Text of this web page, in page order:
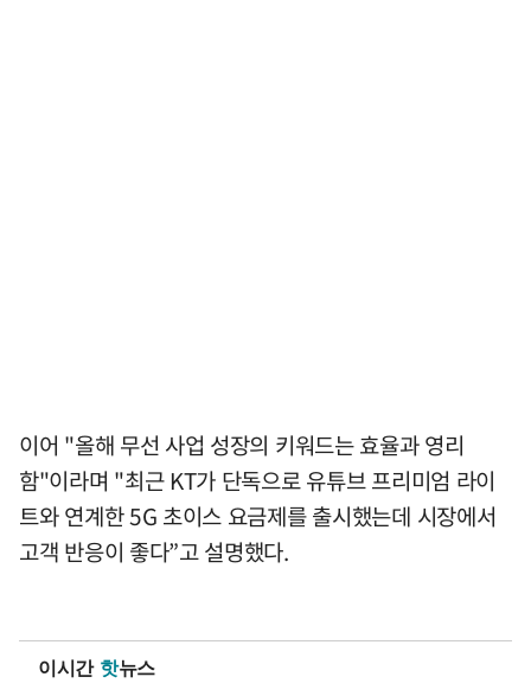
이어 "올해 무선 사업 성장의 키워드는 효율과 영리
함"이라며 "최근 KT가 단독으로 유튜브 프리미엄 라이
트와 연계한 5G 초이스 요금제를 출시했는데 시장에서
고객 반응이 좋다”고 설명했다.
이시간 핫뉴스